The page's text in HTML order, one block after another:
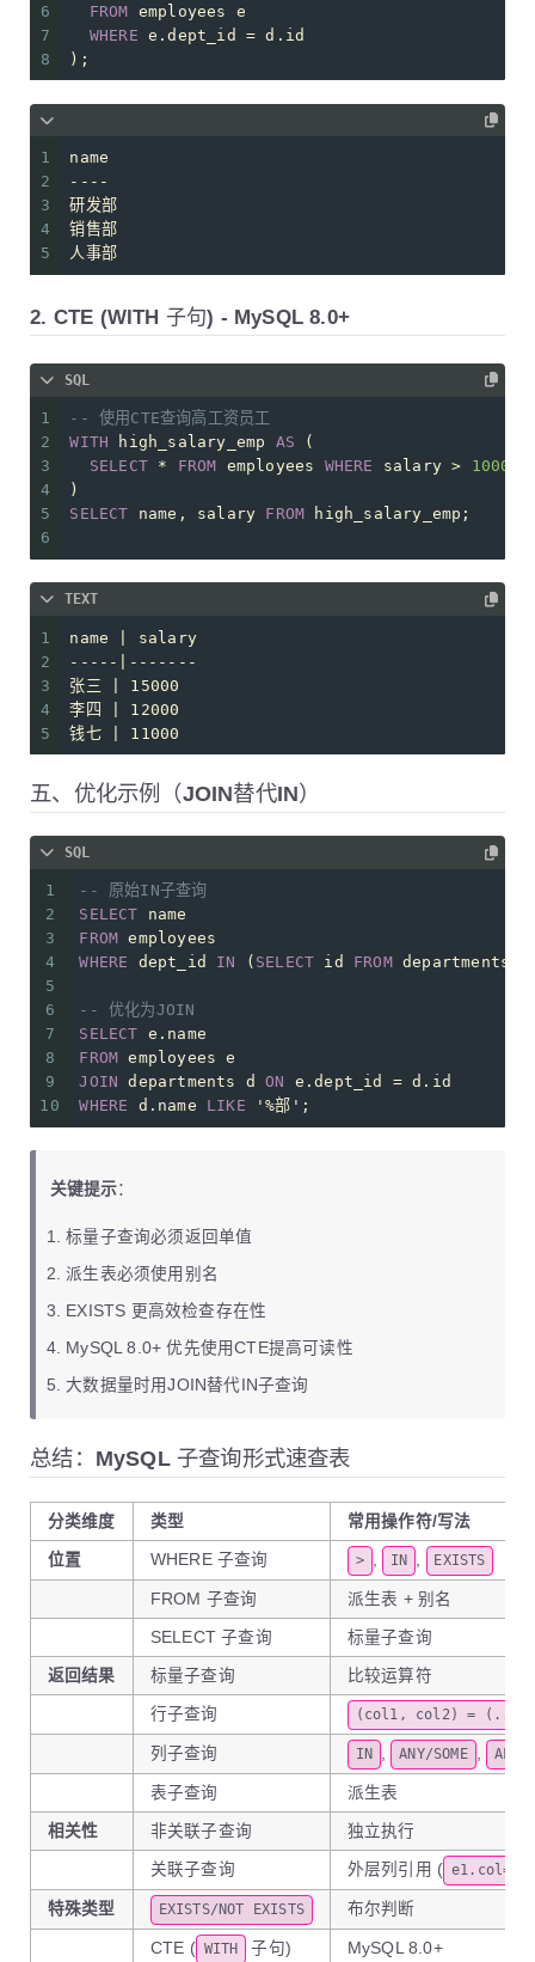
6
7
8
FROM employees e
WHERE e.dept_id = d.id
);
1
2
3
4
5
name
----
研发部
销售部
人事部
2. CTE (WITH 子句) - MySQL 8.0+
SQL
1
2
3
4
5
6
-- 使用CTE查询高工资员工
WITH high_salary_emp AS (
SELECT
* FROM employees WHERE salary >
10000
)
SELECT name, salary FROM high_salary_emp;
TEXT
1
2
3
4
5
name | salary
-----|-------
张三 | 15000
李四 | 12000
钱七 | 11000
五、优化示例（JOIN替代IN）
SQL
1
2
3
4
5
6
7
8
9
10
-- 原始IN子查询
SELECT name
FROM employees
WHERE dept_id IN ( SELECT id FROM departments
-- 优化为JOIN
SELECT e.name
FROM employees e
JOIN departments d ON e.dept_id = d.id
WHERE d.name LIKE '%部' ;
关键提示：
标量子查询必须返回单值
派生表必须使用别名
EXISTS 更高效检查存在性
MySQL 8.0+ 优先使用CTE提高可读性
大数据量时用JOIN替代IN子查询
总结：MySQL 子查询形式速查表
分类维度 类型 常用操作符/写法
位置 WHERE 子查询 > , IN , EXISTS
FROM 子查询 派生表 + 别名
SELECT 子查询 标量子查询
返回结果 标量子查询 比较运算符
行子查询 (col1, col2) = (...)
列子查询 IN , ANY/SOME , ALL
表子查询 派生表
相关性 非关联子查询 独立执行
关联子查询 外层列引用 (
特殊类型 EXISTS/NOT EXISTS 布尔判断
CTE ( WITH 子句) MySQL 8.0+